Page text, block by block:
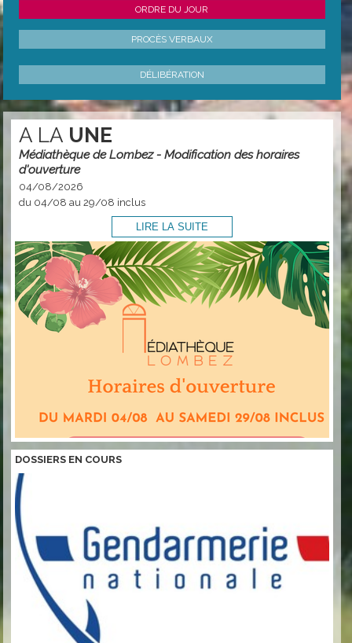
ORDRE DU JOUR
PROCÈS VERBAUX
DÉLIBÉRATION
A LA UNE
Médiathèque de Lombez - Modification des horaires
d'ouverture
04/08/2026
du 04/08 au 29/08 inclus
DOSSIERS EN COURS